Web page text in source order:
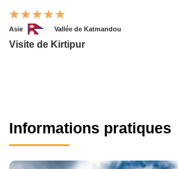
Asie Vallée de Katmandou
Visite de Kirtipur
Informations pratiques